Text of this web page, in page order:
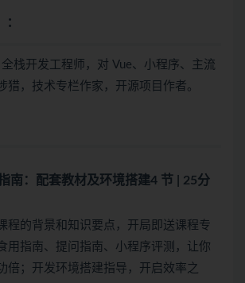
:
栈开发工程师，对 Vue、小程序、主流
猎，技术专栏作家，开源项目作者。
南：配套教材及环境搭建4 节 | 25分
程的背景和知识要点，开局即送课程专
用指南、提问指南、小程序评测，让你
倍；开发环境搭建指导，开启效率之